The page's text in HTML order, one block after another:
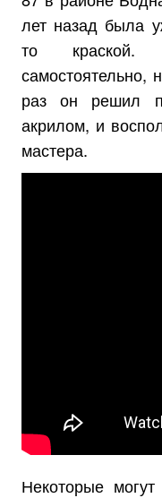
лет назад была
то краской.
самостоятельно,
раз он решил
акрилом, и
мастера.
Некоторые